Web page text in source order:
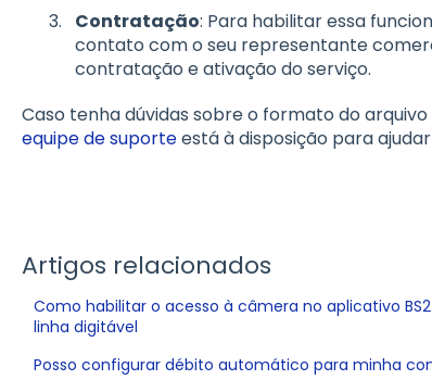
Contratação: Para habilitar essa
contato com o seu representante
contratação e ativação do serviço.
Caso tenha dúvidas sobre o formato do
equipe de suporteestá à disposição para
Artigos relacionados
Como habilitar o acesso à câmera no aplicativo
linha digitável
Posso configurar débito automático para minha